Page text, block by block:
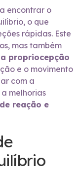
encontrar o
o que
rápidas. Este
mas também
propriocepção
e o movimento
com a
melhorias
reação e